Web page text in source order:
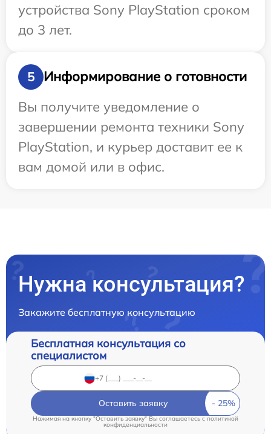
устройства Sony PlayStation сроком
до 3 лет.
5
Информирование о готовности
Вы получите уведомление о
завершении ремонта техники Sony
PlayStation, и курьер доставит ее к
вам домой или в офис.
Нужна консультация?
Закажите бесплатную консультацию
Бесплатная консультация со
специалистом
Оставить заявку
Нажимая на кнопку "Оставить заявку" Вы соглашаетесь cполитикой
конфиденциальности